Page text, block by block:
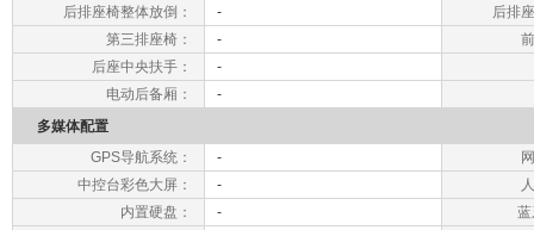
后排座椅整体放倒：
-
后排
第三排座椅：
-
后座中央扶手：
-
电动后备厢：
-
多媒体配置
GPS导航系统：
-
中控台彩色大屏：
-
内置硬盘：
-